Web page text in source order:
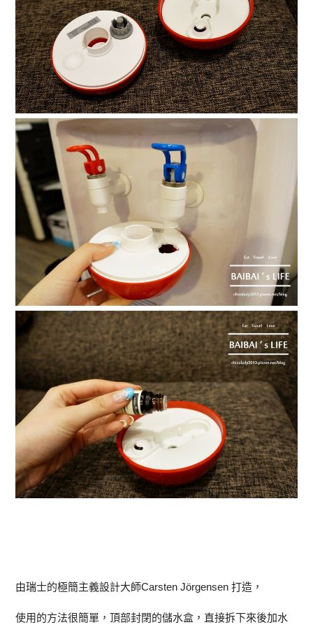
由瑞士的極簡主義設計大師Carsten Jörgensen 打造，
使用的方法很簡單，頂部封閉的儲水盒，直接拆下來後加水